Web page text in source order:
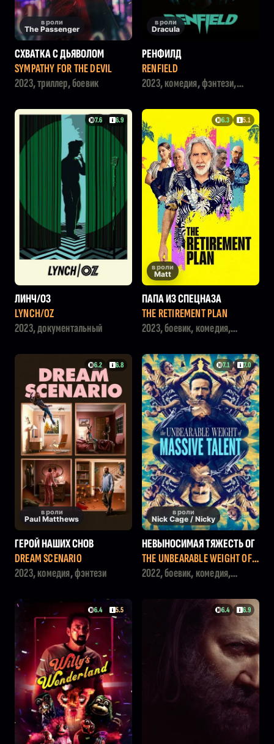
в роли
The Passenger
СХВАТКА С ДЬЯВОЛОМ
SYMPATHY FOR THE DEVIL
2023, триллер, боевик
в роли
Dracula
РЕНФИЛД
RENFIELD
2023, комедия, фэнтези,
7.6 6.9
ЛИНЧ/ОЗ
LYNCH/OZ
2023, документальный
6.3 5.1
в роли
Matt
ПАПА ИЗ СПЕЦНАЗА
THE RETIREMENT PLAN
2023, боевик, комедия,
6.2 6.8
в роли
Paul Matthews
ГЕРОЙ НАШИХ СНОВ
DREAM SCENARIO
2023, комедия, фэнтези
7.1 7.0
в роли
Nick Cage / Nicky
НЕВЫНОСИМАЯ ТЯЖЕСТЬ ОГ
РОМНОГО ТАЛАНТА
THE UNBEARABLE WEIGHT OF
MASSIVE TALENT
2022, боевик, комедия,
6.4 5.5 6.4 6.9